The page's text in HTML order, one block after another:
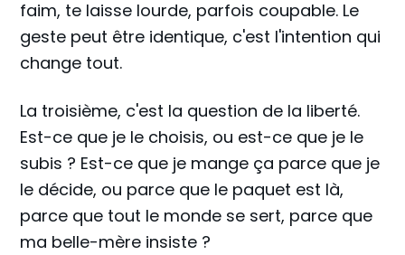
faim, te laisse lourde, parfois coupable. Le
geste peut être identique, c'est l'intention qui
change tout.
La troisième, c'est la question de la liberté.
Est-ce que je le choisis, ou est-ce que je le
subis ? Est-ce que je mange ça parce que je
le décide, ou parce que le paquet est là,
parce que tout le monde se sert, parce que
ma belle-mère insiste ?